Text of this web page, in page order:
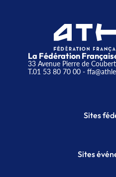
La Fédération
33 Avenue Pierre de
T.01 53 80 70 00-
Sites
Plateforme
Sites